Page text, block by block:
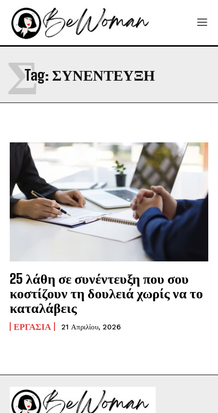
Tag: ΣΥΝΕΝΤΕΥΞΗ
Σ
25 λάθη σε συνέντευξη που σου
κοστίζουν τη δουλειά χωρίς να το
καταλάβεις
ΕΡΓΑΣΊΑ 21 Απριλίου, 2026